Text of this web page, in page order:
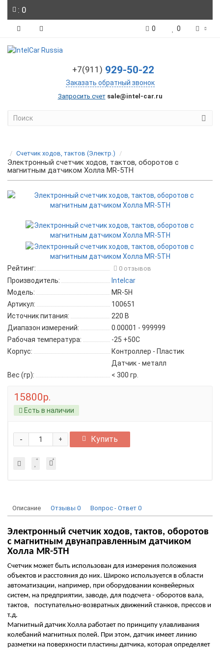
: 0
0 0
+7(911) 929-50-22
Заказать обратный звонок
Запросить счет sale@intel-car.ru
Счетчик ходов, тактов (Электр.)
Электронный счетчик ходов, тактов, оборотов с
магнитным датчиком Холла MR-5TH
Рейтинг: 0 отзывов
Производитель:
Intelcar
Модель:
MR-5H
Артикул:
100651
Источник питания:
220 В
Диапазон измерений:
0.00001 - 999999
Рабочая температура:
-25 +50С
Корпус:
Контроллер - Пластик
Датчик - металл
Вес (гр):
< 300 гр.
15800р.
Есть в наличии
+
- Купить
Описание Отзывы 0 Вопрос - Ответ 0
Электронный счетчик ходов, тактов, оборотов
с магнитным двунаправленным датчиком
Холла MR-5TH
Счетчик может быть использован для измерения положения
объектов и расстояния до них. Широко используется в области
автоматизации, например, при оборудовании конвейерных
систем, на предприятии, заводе, для подсчета - оборотов вала,
тактов,
поступательно-возвратных движений станков, прессов и
т.д.
Магнитный датчик Холла работает по принципу улавливания
колебаний магнитных полей. При этом, датчик имеет линию
разметки на поверхности пластины датчика, которая определяет